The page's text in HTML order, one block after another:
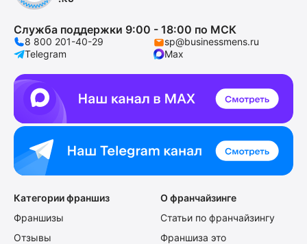
Служба поддержки 9:00 - 18:00 по МСК
8 800 201-40-29
sp@businessmens.ru
Telegram
Max
Категории франшиз
Франшизы
Отзывы
О франчайзинге
Статьи по франчайзингу
Франшиза это